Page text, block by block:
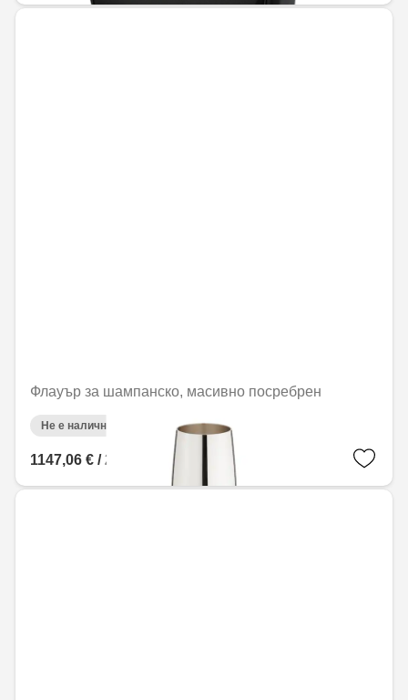
Флауър за шампанско, масивно посребрен
Не е налично онлайн
1147,06 € / 2243,45 лв.